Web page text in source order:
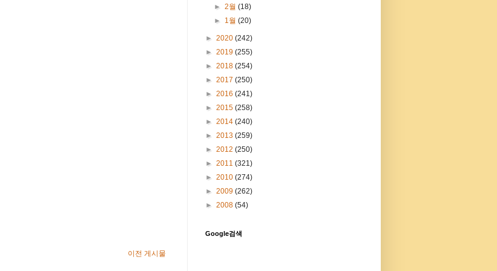
이전 게시물
►2월(18)
► 1월(20)
► 2020 (242)
► 2019 (255)
► 2018 (254)
► 2017 (250)
► 2016 (241)
► 2015 (258)
► 2014 (240)
► 2013 (259)
► 2012 (250)
► 2011 (321)
► 2010 (274)
► 2009 (262)
► 2008 (54)
Google검색